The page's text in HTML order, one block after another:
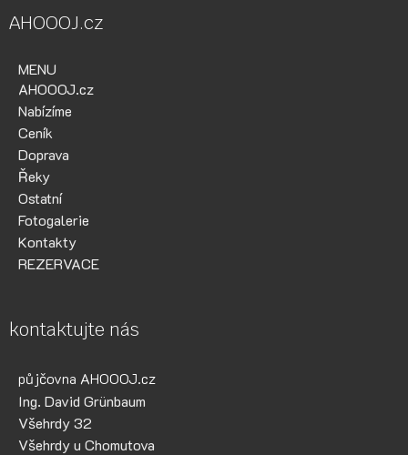
AHOOOJ.cz
MENU
AHOOOJ.cz
Nabízíme
Ceník
Doprava
Řeky
Ostatní
Fotogalerie
Kontakty
REZERVACE
kontaktujte nás
půjčovna AHOOOJ.cz
Ing. David Grünbaum
Všehrdy 32
Všehrdy u Chomutova